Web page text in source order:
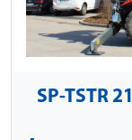
SP-TSTR